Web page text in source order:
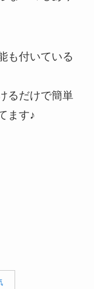
も付いている
るだけで簡単
ます♪